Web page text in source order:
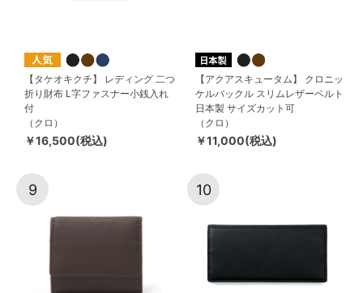
【タケオキクチ】 レディング 二つ
折り財布 L字ファスナー小銭入れ
付
（クロ）
￥16,500(税込)
【アクアスキュータム】 クロニッ
ケルバックル スリムレザーベルト
日本製 サイズカット可
（クロ）
￥11,000(税込)
9 10